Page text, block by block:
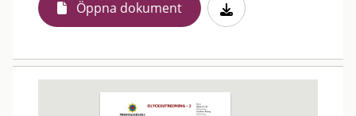
Öppna dokument